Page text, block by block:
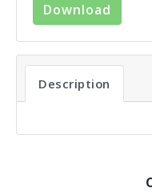
Download
Description